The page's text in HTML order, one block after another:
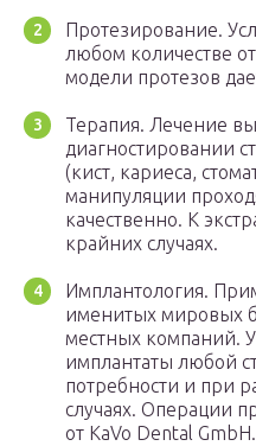
Протезирование.
любом количестве
модели протезов
Терапия. Лечение
диагностировании
(кист, кариеса,
манипуляции
качественно. К
крайних случаях.
Имплантология.
именитых мировых
местных компаний.
имплантаты любой
потребности и при
случаях. Операции
от KaVo Dental GmbH.